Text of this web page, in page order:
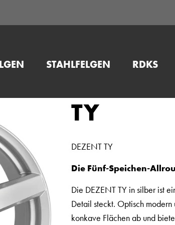
STAHLFELGEN RDKS
TY
DEZENT TY
Die Fünf-Speichen-
Die DEZENT TY in silber ist
Detail steckt. Optisch
konkave Flächen ab und